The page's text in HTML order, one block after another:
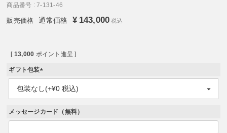
商品番号 7-131-46
通常価格 ¥ 143,000 税込
[ 13,000 ポイント進呈 ]
ギフト包装
(
必
須
メッセージカード（無料）